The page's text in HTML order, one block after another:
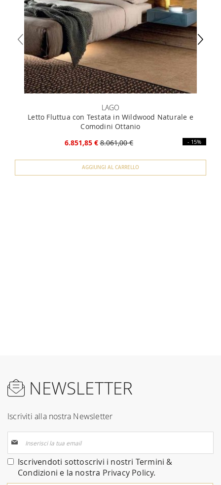
LAGO
Letto Fluttua con Testata in Wildwood Naturale e
Comodini Ottanio
6.851,85 € 8.061,00 € - 15%
AGGIUNGI AL CARRELLO
NEWSLETTER
Iscriviti alla nostra Newsletter
alla
nostra
Newsletter:
Iscrivendoti sottoscrivi i nostri Termini &
Condizioni e la nostra Privacy Policy.